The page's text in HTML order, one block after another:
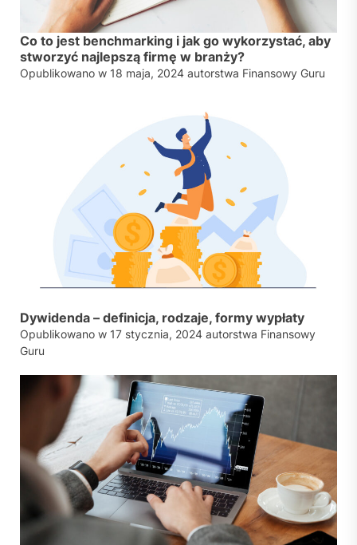
Co to jest benchmarking i jak go wykorzystać, aby
stworzyć najlepszą firmę w branży?
Opublikowano w 18 maja, 2024 autorstwa Finansowy Guru
Dywidenda – definicja, rodzaje, formy wypłaty
Opublikowano w 17 stycznia, 2024 autorstwa Finansowy
Guru